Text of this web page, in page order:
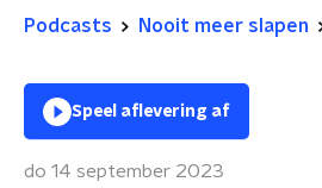
Podcasts Nooit meer slapen
Speel aflevering af
do 14 september 2023